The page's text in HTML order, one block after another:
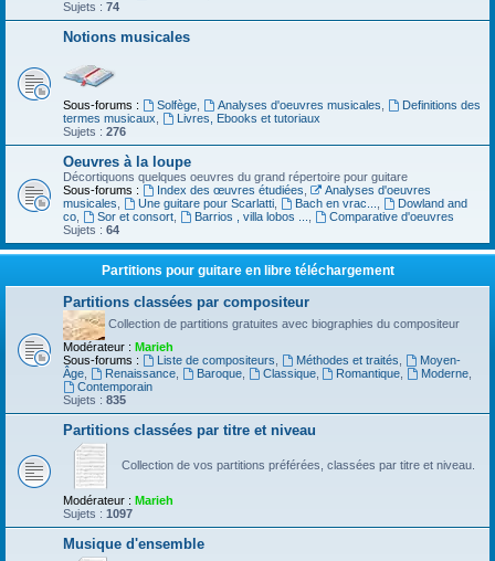
Sujets : 74
Notions musicales
Sous-forums : Solfège, Analyses d'oeuvres musicales
Definitions des
termes musicaux
Livres, Ebooks et tutoriaux
Sujets : 276
Oeuvres à la loupe
Décortiquons quelques oeuvres du grand répertoire pour guitare
Sous-forums :
Index des œuvres étudiées
Analyses d'oeuvres
musicales
Une guitare pour Scarlatti, Bach en vrac...
Dowland and
co
Sor et consort, Barrios , villa lobos ...
Comparative d'oeuvres
Sujets : 64
Partitions pour guitare en libre téléchargement
Partitions classées par compositeur
Collection de partitions gratuites avec biographies du compositeur
Modérateur : Marieh
Sous-forums :
Liste de compositeurs Méthodes et traités
Moyen-
Âge
Renaissance, Baroque, Classique, Romantique Moderne
Contemporain
Sujets : 835
Partitions classées par titre et niveau
Collection de vos partitions préférées, classées par titre et niveau.
Modérateur : Marieh
Sujets : 1097
Musique d'ensemble